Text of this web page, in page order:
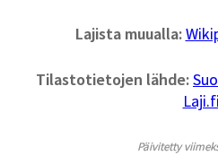
Lajista muualla:
Tilastotietojen lähde:
Laji.fi
Päivitetty